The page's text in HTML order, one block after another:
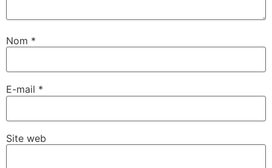
Nom *
E-mail *
Site web